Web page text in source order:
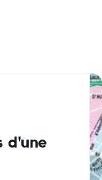
d'une